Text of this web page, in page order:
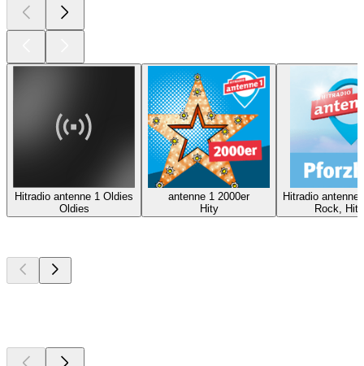
Hitradio antenne 1 Oldies
Oldies
antenne 1 2000er
Hity
Hitradio antenne
Rock,